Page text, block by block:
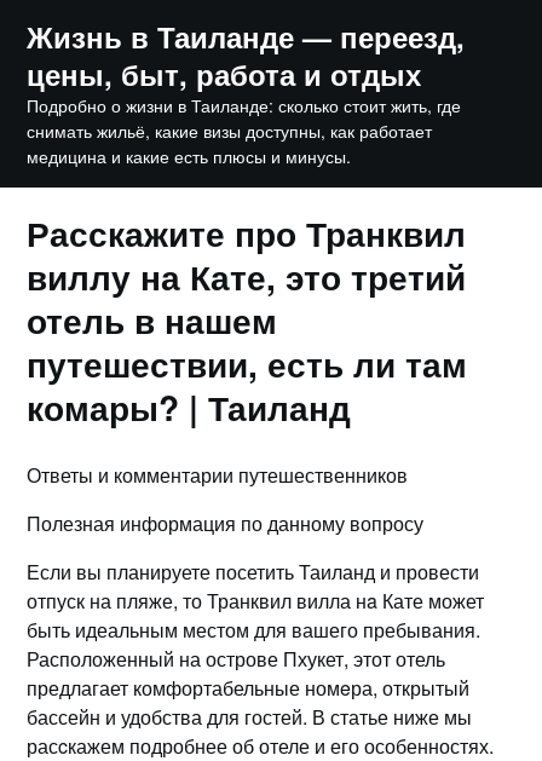
content
Жизнь в Таиланде — переезд,
цены, быт, работа и отдых
Подробно о жизни в Таиланде: сколько стоит жить, где
снимать жильё, какие визы доступны, как работает
медицина и какие есть плюсы и минусы.
Расскажите про Транквил
виллу на Кате, это третий
отель в нашем
путешествии, есть ли там
комары? | Таиланд
Ответы и комментарии путешественников
Полезная информация по данному вопросу
Если вы планируете посетить Таиланд и провести
отпуск на пляже, то Транквил вилла нa Кате может
быть идеальным местом для вашего пребывания.
Расположенный на острове Пхукет, этот отель
предлагает комфортабельные номeра, открытый
бассейн и удобства для гостей.​ В статье ниже мы
расcкажем подробнее об отеле и его особенностях.​